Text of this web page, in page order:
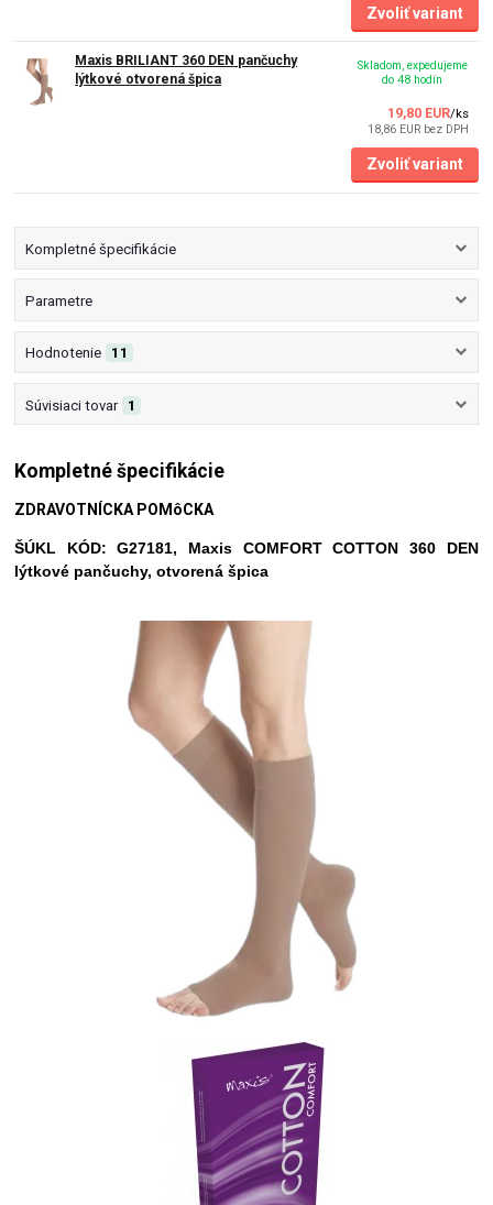
Zvoliť variant
Maxis BRILIANT 360 DEN pančuchy
lýtkové otvorená špica
19,80 EUR/ks
18,86 EUR bez DPH
Skladom, expedujeme
do 48 hodín
Zvoliť variant
Kompletné špecifikácie
Parametre
Hodnotenie 11
Súvisiaci tovar 1
Kompletné špecifikácie
ZDRAVOTNÍCKA POMôCKA
ŠÚKL KÓD: G27181, Maxis COMFORT COTTON 360 DEN
lýtkové pančuchy, otvorená špica